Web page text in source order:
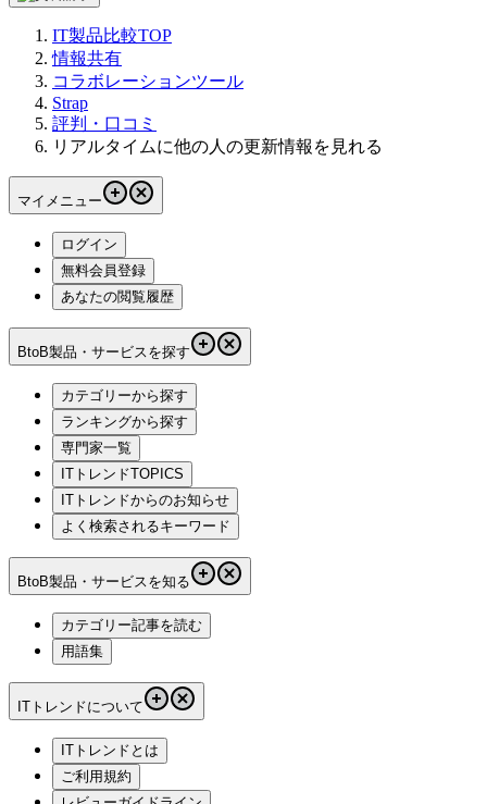
IT製品比較TOP
情報共有
コラボレーションツール
Strap
評判・口コミ
リアルタイムに他の人の更新情報を見れる
マイメニュー
ログイン
無料会員登録
あなたの閲覧履歴
BtoB製品・サービスを探す
カテゴリーから探す
ランキングから探す
専門家一覧
ITトレンドTOPICS
ITトレンドからのお知らせ
よく検索されるキーワード
BtoB製品・サービスを知る
カテゴリー記事を読む
用語集
ITトレンドについて
ITトレンドとは
ご利用規約